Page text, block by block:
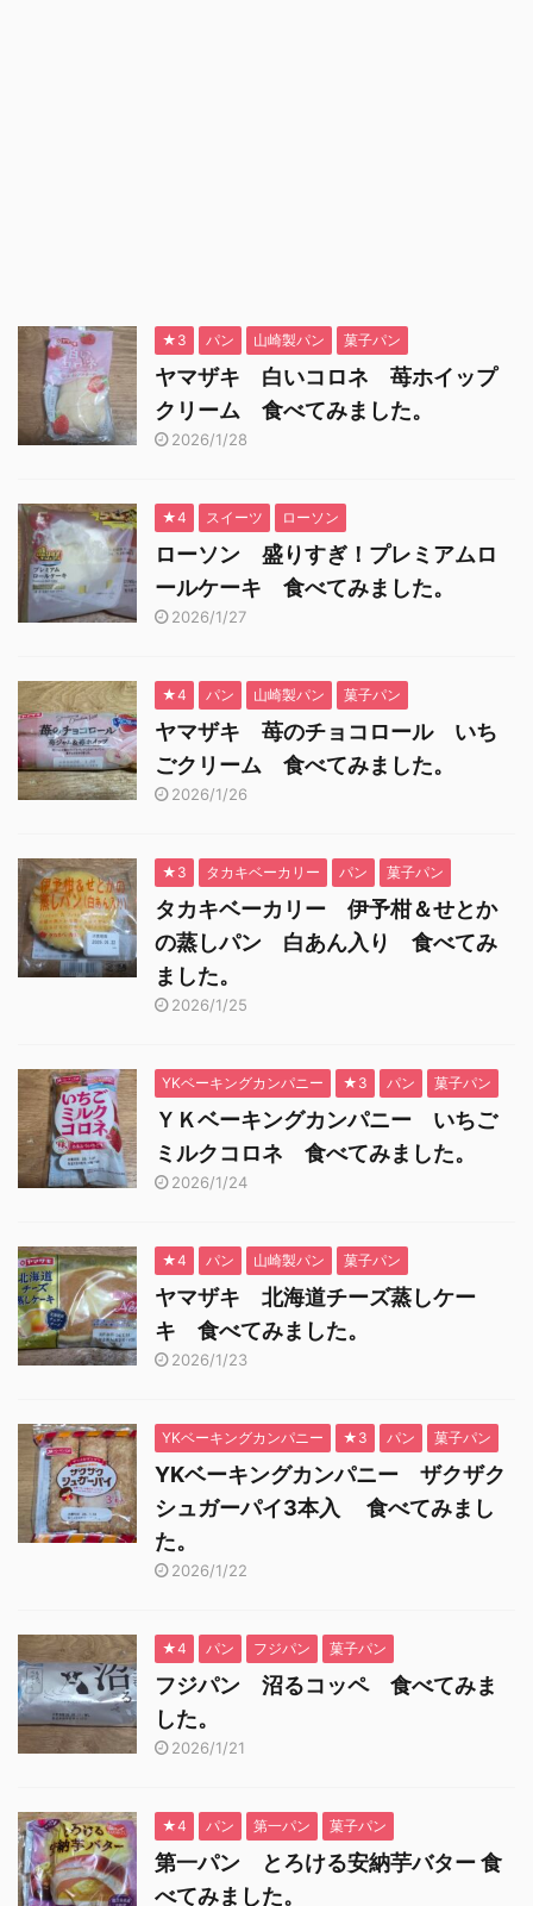
★3 パン 山崎製パン 菓子パン
ヤマザキ 白いコロネ 苺ホイップ
クリーム 食べてみました。
2026/1/28
★4 スイーツ ローソン
ローソン 盛りすぎ！プレミアムロ
ールケーキ 食べてみました。
2026/1/27
★4 パン 山崎製パン 菓子パン
ヤマザキ 苺のチョコロール いち
ごクリーム 食べてみました。
2026/1/26
★3 タカキベーカリー パン 菓子パン
タカキベーカリー 伊予柑＆せとか
の蒸しパン 白あん入り 食べてみ
ました。
2026/1/25
YKベーキングカンパニー ★3 パン 菓子パン
ＹＫベーキングカンパニー いちご
ミルクコロネ 食べてみました。
2026/1/24
★4 パン 山崎製パン 菓子パン
ヤマザキ 北海道チーズ蒸しケー
キ 食べてみました。
2026/1/23
YKベーキングカンパニー ★3 パン 菓子パン
YKベーキングカンパニー ザクザク
シュガーパイ3本入 食べてみまし
た。
2026/1/22
★4 パン フジパン 菓子パン
フジパン 沼るコッペ 食べてみま
した。
2026/1/21
★4 パン 第一パン 菓子パン
第一パン とろける安納芋バター 食
べてみました。